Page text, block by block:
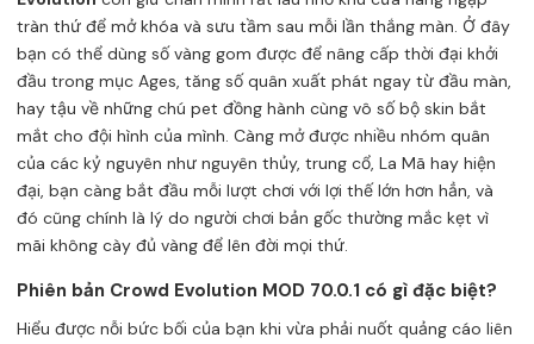
tràn thứ để mở khóa và sưu tầm sau mỗi lần thắng màn. Ở đây
bạn có thể dùng số vàng gom được để nâng cấp thời đại khởi
đầu trong mục Ages, tăng số quân xuất phát ngay từ đầu màn,
hay tậu về những chú pet đồng hành cùng vô số bộ skin bắt
mắt cho đội hình của mình. Càng mở được nhiều nhóm quân
của các kỷ nguyên như nguyên thủy, trung cổ, La Mã hay hiện
đại, bạn càng bắt đầu mỗi lượt chơi với lợi thế lớn hơn hẳn, và
đó cũng chính là lý do người chơi bản gốc thường mắc kẹt vì
mãi không cày đủ vàng để lên đời mọi thứ.
Phiên bản Crowd Evolution MOD 70.0.1 có gì đặc biệt?
Hiểu được nỗi bức bối của bạn khi vừa phải nuốt quảng cáo liên